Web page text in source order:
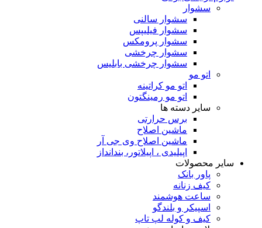
سشوار
سشوار سالنی
سشوار فیلیپس
سشوار پرومکس
سشوار چرخشی
سشوار چرخشی بابلیس
اتو مو
اتو مو کراتینه
اتو مو رمینگتون
سایر دسته ها
برس حرارتی
ماشین اصلاح
ماشین اصلاح وی جی آر
اپیلیدی ، اپیلاتور، بندانداز
سایر محصولات
پاور بانک
کیف زنانه
ساعت هوشمند
اسپیکر و بلندگو
کیف و کوله لپ تاپ